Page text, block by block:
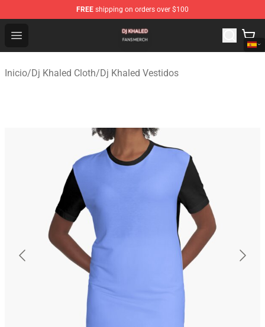
FREE shipping on orders over $100
Open menu
Dj Khaled Shop - Official Dj Khaled Merchandise Store
Inicio/Dj Khaled Cloth/Dj Khaled Vestidos